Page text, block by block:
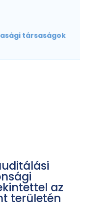
társaságok
az
területén